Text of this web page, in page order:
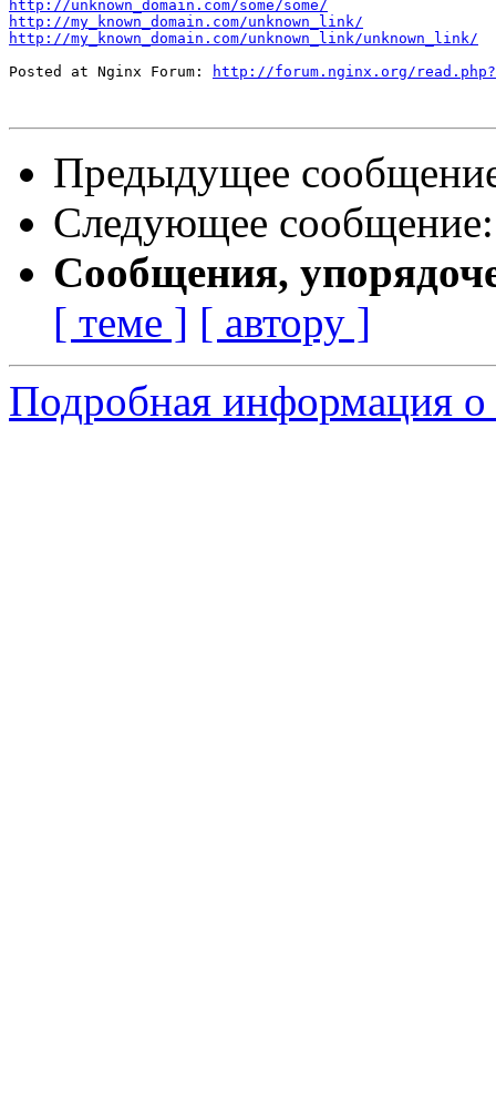
http://unknown_domain.com/some/some/
http://my_known_domain.com/unknown_link/
http://my_known_domain.com/unknown_link/unknown_link/
Posted at Nginx Forum:
http://forum.nginx.org/
Предыдущее
Следующее
Сообщения,
[ теме ] [ автору ]
Подробная информация